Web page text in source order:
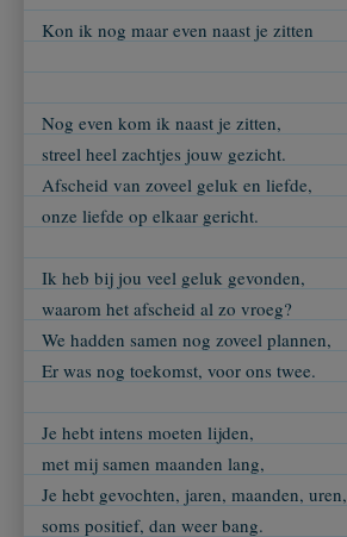
Kon ik nog maar even naast je zitten
Nog even kom ik naast je zitten,
streel heel zachtjes jouw gezicht.
Afscheid van zoveel geluk en liefde,
onze liefde op elkaar gericht.
Ik heb bij jou veel geluk gevonden,
waarom het afscheid al zo vroeg?
We hadden samen nog zoveel plannen,
Er was nog toekomst, voor ons twee.
Je hebt intens moeten lijden,
met mij samen maanden lang,
Je hebt gevochten, jaren, maanden, uren,
soms positief, dan weer bang.